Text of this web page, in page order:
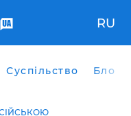
RU
Суспільство Блоги